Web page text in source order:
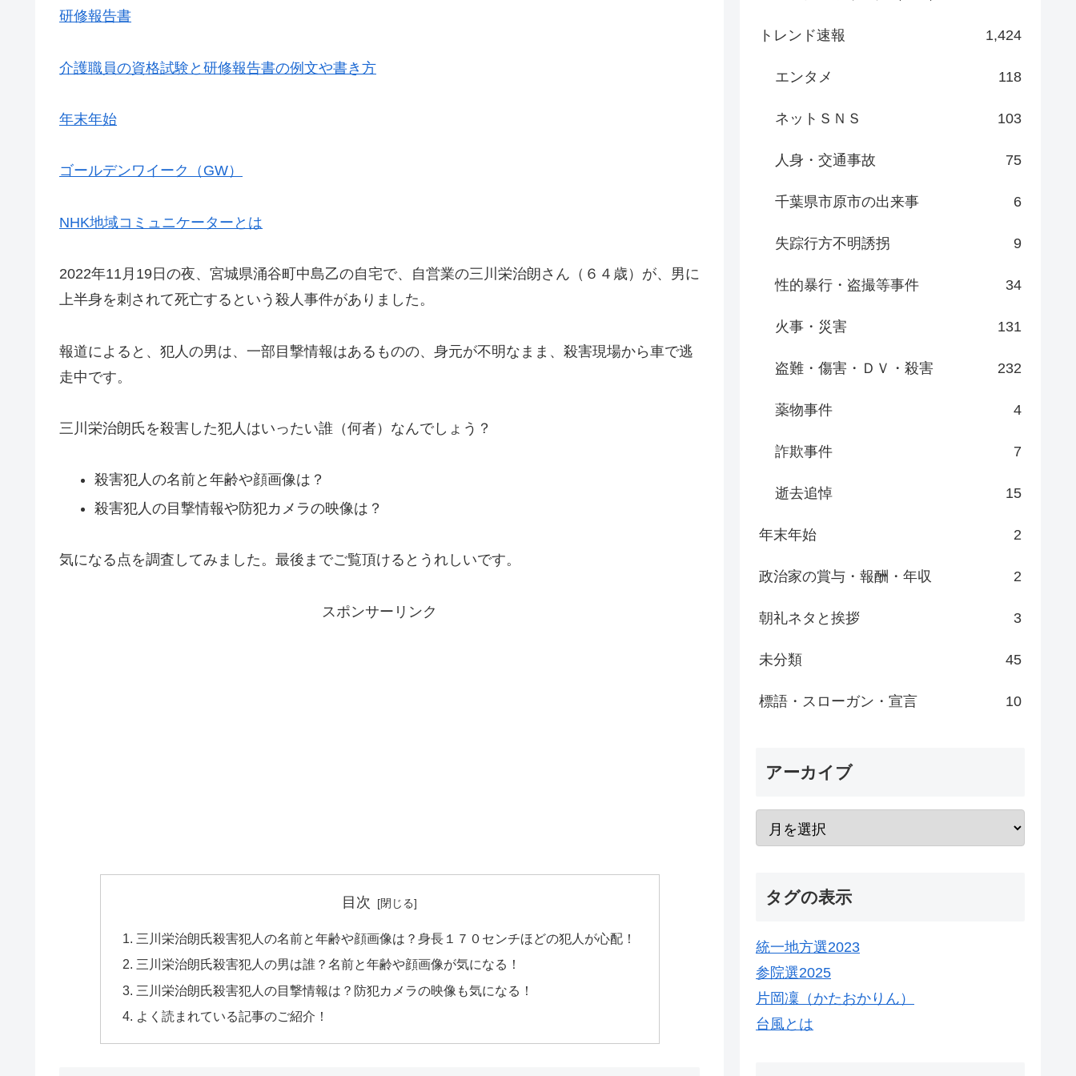
研修報告書
介護職員の資格試験と研修報告書の例文や書き方
年末年始
ゴールデンワイーク（GW）
NHK地域コミュニケーターとは
2022年11月19日の夜、宮城県涌谷町中島乙の自宅で、自営業の三川栄治朗さん（６４歳）が、男に
上半身を刺されて死亡するという殺人事件がありました。
報道によると、犯人の男は、一部目撃情報はあるものの、身元が不明なまま、殺害現場から車で逃
走中です。
三川栄治朗氏を殺害した犯人はいったい誰（何者）なんでしょう？
殺害犯人の名前と年齢や顔画像は？
殺害犯人の目撃情報や防犯カメラの映像は？
気になる点を調査してみました。最後までご覧頂けるとうれしいです。
スポンサーリンク
目次
三川栄治朗氏殺害犯人の名前と年齢や顔画像は？身長１７０センチほどの犯人が心配！
三川栄治朗氏殺害犯人の男は誰？名前と年齢や顔画像が気になる！
三川栄治朗氏殺害犯人の目撃情報は？防犯カメラの映像も気になる！
よく読まれている記事のご紹介！
トレンド速報 1,424
エンタメ 118
ネットＳＮＳ 103
人身・交通事故 75
千葉県市原市の出来事 6
失踪行方不明誘拐 9
性的暴行・盗撮等事件 34
火事・災害 131
盗難・傷害・ＤＶ・殺害 232
薬物事件 4
詐欺事件 7
逝去追悼 15
年末年始 2
政治家の賞与・報酬・年収 2
朝礼ネタと挨拶 3
未分類 45
標語・スローガン・宣言 10
アーカイブ
タグの表示
統一地方選2023
参院選2025
片岡凜（かたおかりん）
台風とは